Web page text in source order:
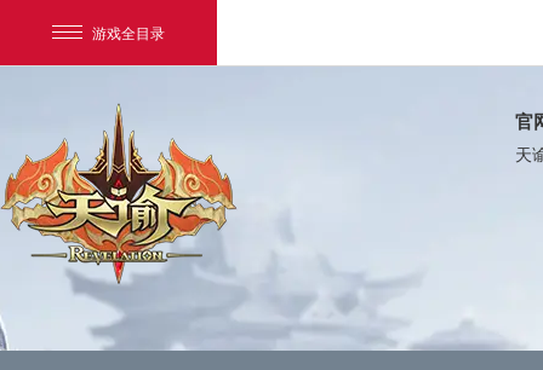
游戏全目录
网易游戏
官
天